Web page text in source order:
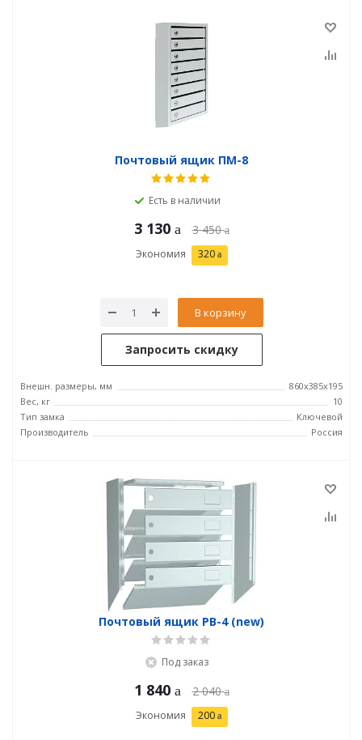
Почтовый ящик ПМ-8
Есть в наличии
3 130 3 450
Экономия 320
В корзину
Запросить скидку
Внешн. размеры, мм
860х385х195
Вес, кг
10
Тип замка
Ключевой
Производитель
Россия
Почтовый ящик PB-4 (new)
Под заказ
1 840 2 040
Экономия 200